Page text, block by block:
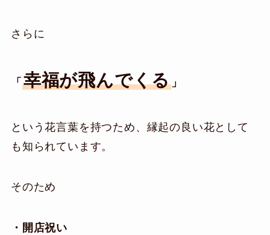
さらに
「 幸福が飛んでくる 」
という花言葉を持つため、縁起の良い花として
も知られています。
そのため
・開店祝い